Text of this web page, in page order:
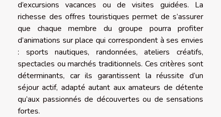
d’excursions vacances ou de visites guidées. La
richesse des offres touristiques permet de s’assurer
que chaque membre du groupe pourra profiter
d’animations sur place qui correspondent à ses envies
: sports nautiques, randonnées, ateliers créatifs,
spectacles ou marchés traditionnels. Ces critères sont
déterminants, car ils garantissent la réussite d’un
séjour actif, adapté autant aux amateurs de détente
qu’aux passionnés de découvertes ou de sensations
fortes.